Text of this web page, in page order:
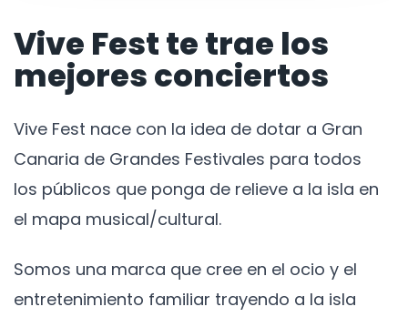
Vive Fest te trae los
mejores conciertos
Vive Fest nace con la idea de dotar a Gran
Canaria de Grandes Festivales para todos
los públicos que ponga de relieve a la isla en
el mapa musical/cultural.
Somos una marca que cree en el ocio y el
entretenimiento familiar trayendo a la isla